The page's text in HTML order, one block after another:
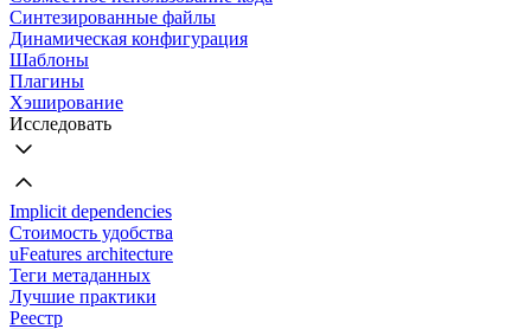
Синтезированные файлы
Динамическая конфигурация
Шаблоны
Плагины
Хэширование
Исследовать
Implicit dependencies
Стоимость удобства
uFeatures architecture
Теги метаданных
Лучшие практики
Реестр